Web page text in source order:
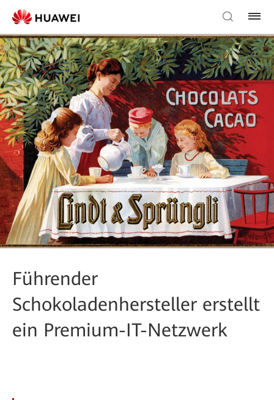
Führender
Schokoladenhersteller erstellt
ein Premium-IT-Netzwerk